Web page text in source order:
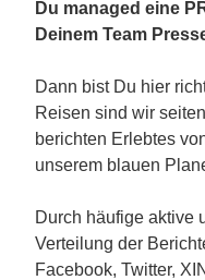
Du managed eine
Deinem Team
Dann bist Du hier
Reisen sind wir
berichten Erlebtes
unserem blauen
Durch häufige aktive
Verteilung der
Facebook, Twitter,